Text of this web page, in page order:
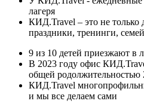
лагеря
КИД.Travel – это не только
праздники, тренинги,
9 из 10 детей приезжают в
В 2023 году офис
общей родолжительностью
КИД.Travel
и мы все делаем сами